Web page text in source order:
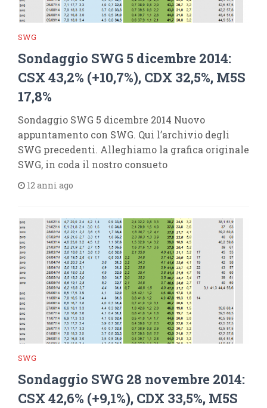
SWG
Sondaggio SWG 5 dicembre 2014:
CSX 43,2% (+10,7%), CDX 32,5%, M5S
17,8%
Sondaggio SWG 5 dicembre 2014 Nuovo
appuntamento con SWG. Qui l’archivio degli
SWG precedenti. Alleghiamo la grafica originale
SWG, in coda il nostro consueto
12 anni ago
SWG
Sondaggio SWG 28 novembre 2014:
CSX 42,6% (+9,1%), CDX 33,5%, M5S